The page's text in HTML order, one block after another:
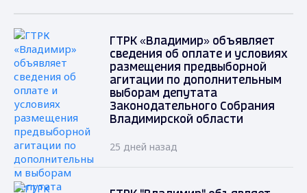
ГТРК «Владимир» объявляет
сведения об оплате и условиях
размещения предвыборной
агитации по дополнительным
выборам депутата
Законодательного Собрания
Владимирской области
25 дней назад